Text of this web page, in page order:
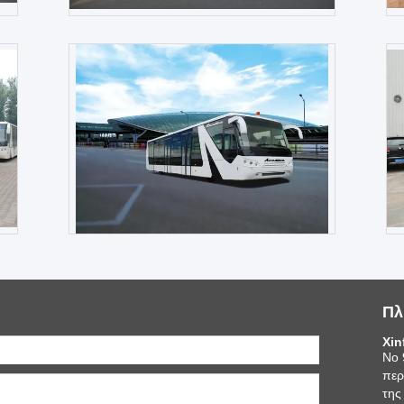
110 εξοπλισμός αερολιμένων Xinfa
λεωφορείων Aero επιβατών με την ποδιά
αργιλίου
110
Νο
της